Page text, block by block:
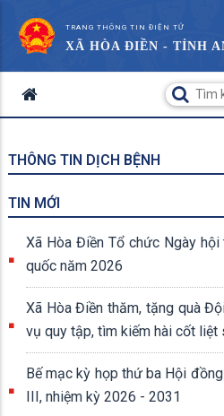
TRANG THÔNG TIN ĐIỆN TỬ
XÃ HÒA ĐIỀN - TỈNH
THÔNG TIN DỊCH BỆNH
TIN MỚI
Xã Hòa Điền Tổ chức Ngày
quốc năm 2026
Xã Hòa Điền thăm, tặng quà
vụ quy tập, tìm kiếm hài cốt liệt
Bế mạc kỳ họp thứ ba Hội
III, nhiệm kỳ 2026 - 2031